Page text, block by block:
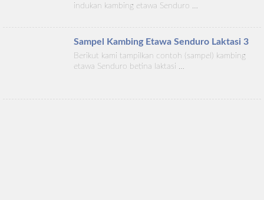
indukan kambing etawa Senduro …
Sampel Kambing Etawa Senduro Laktasi 3
Berikut kami tampilkan contoh (sampel) kambing
etawa Senduro betina laktasi …